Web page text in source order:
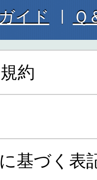
イド Ｑ
約
基づく表